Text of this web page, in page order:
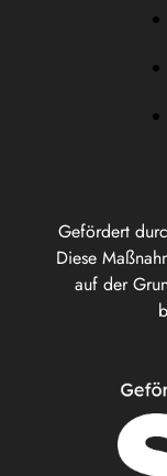
Gefördert
Diese
auf der